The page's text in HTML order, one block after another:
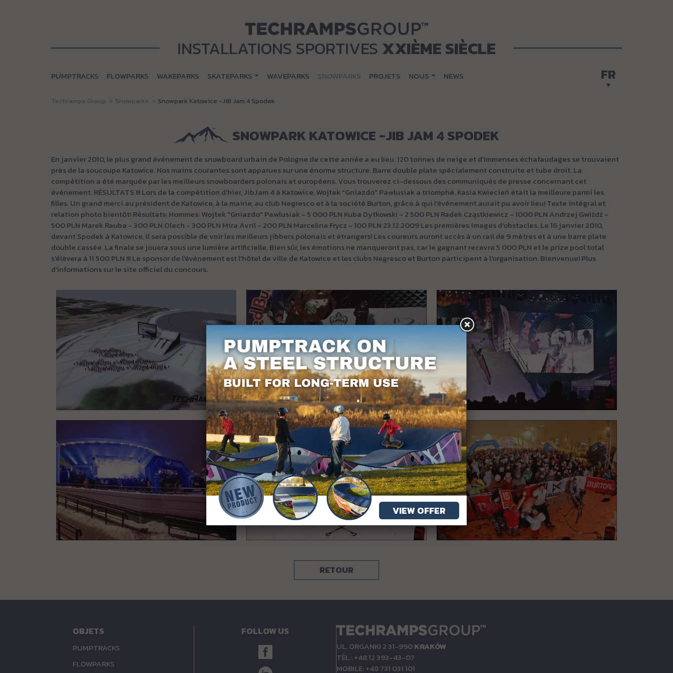
INSTALLATIONS SPORTIVES XXIÈME SIÈCLE
PUMPTRACKS FLOWPARKS WAKEPARKS SKATEPARKS WAVEPARKS SNOWPARKS PROJETS NOUS NEWS FR
Techramps Group Snowparks Snowpark Katowice -JiB Jam 4 Spodek
SNOWPARK KATOWICE -JIB JAM 4 SPODEK
En janvier 2010, le plus grand événement de snowboard urbain de Pologne de cette année a eu lieu. 120 tonnes de neige et d'immenses échafaudages se trouvaient
près de la soucoupe Katowice. Nos mains courantes sont apparues sur une énorme structure. Barre double plate spécialement construite et tube droit. La
compétition a été marquée par les meilleurs snowboarders polonais et européens. Vous trouverez ci-dessous des communiqués de presse concernant cet
événement. RÉSULTATS !!! Lors de la compétition d'hier, JibJam 4 à Katowice, Wojtek "Gniazdo" Pawlusiak a triomphé. Kasia Kwiecień était la meilleure parmi les
filles. Un grand merci au président de Katowice, à la mairie, au club Negresco et à la société Burton, grâce à qui l'événement aurait pu avoir lieu! Texte intégral et
relation photo bientôt! Résultats: Hommes: Wojtek "Gniazdo" Pawlusiak - 5 000 PLN Kuba Dytkowski - 2 500 PLN Radek Cząstkiewicz - 1000 PLN Andrzej Gwiżdż -
500 PLN Marek Rauba - 300 PLN Olech - 300 PLN Mira Avril - 200 PLN Marcelina Frycz - 100 PLN 23.12.2009 Les premières images d'obstacles. Le 16 janvier 2010,
devant Spodek à Katowice, il sera possible de voir les meilleurs jibbers polonais et étrangers! Les coureurs auront accès à un rail de 9 mètres et à une barre plate
double cassée. La finale se jouera sous une lumière artificielle. Bien sûr, les émotions ne manqueront pas, car le gagnant recevra 5 000 PLN et le prize pool total
s'élèvera à 11 500 PLN !!! Le sponsor de l'événement est l'hôtel de ville de Katowice et les clubs Negresco et Burton participent à l'organisation. Bienvenue! Plus
d'informations sur le site officiel du concours.
RETOUR
OBJETS
PUMPTRACKS
FLOWPARKS
FOLLOW US
UL. ORGANKI 2 31-990KRAKÓW
TÉL.: +48 12 393-43-07
MOBILE: +48 731 031 101
VIEW OFFER